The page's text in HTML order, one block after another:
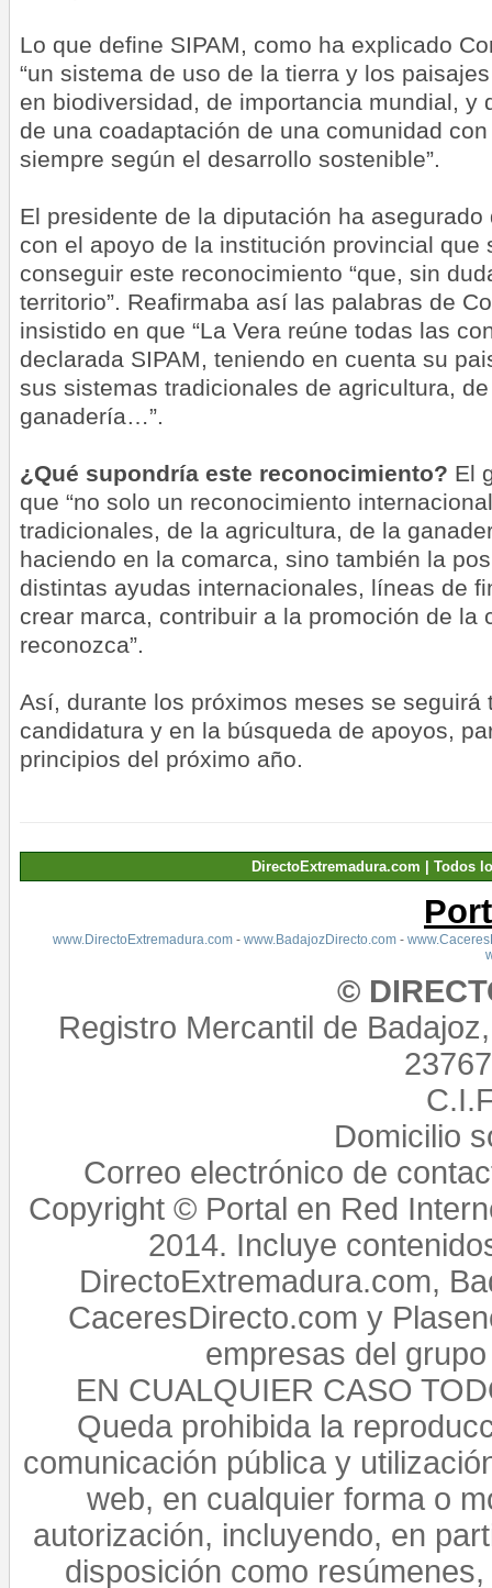
Lo que define SIPAM, como ha explicado
“un sistema de uso de la tierra y los
en biodiversidad, de importancia mundial, y
de una coadaptación de una comunidad
siempre según el desarrollo sostenible”.
El presidente de la diputación ha asegurado
con el apoyo de la institución provincial que
conseguir este reconocimiento “que, sin
territorio”. Reafirmaba así las palabras de
insistido en que “La Vera reúne todas las
declarada SIPAM, teniendo en cuenta su
sus sistemas tradicionales de agricultura,
ganadería…”.
¿Qué supondría este reconocimiento? El
que “no solo un reconocimiento
tradicionales, de la agricultura, de la
haciendo en la comarca, sino también la
distintas ayudas internacionales, líneas de
crear marca, contribuir a la promoción de la
reconozca”.
Así, durante los próximos meses se seguirá
candidatura y en la búsqueda de apoyos,
principios del próximo año.
DirectoExtremadura.com | Todos
www.DirectoExtremadura.com- www.BadajozDirecto.com-
©
Registro Mercantil de
Domicilio
Correo electrónico de
Copyright © Portal en Red
2014. Incluye
DirectoExtremadura.com,
CaceresDirecto.com y
empresas del
EN CUALQUIER CASO
Queda prohibida la
comunicación pública y
web, en cualquier forma o
autorización, incluyendo, en
disposición como